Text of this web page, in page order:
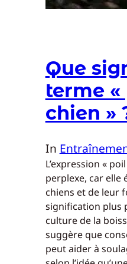
Que
terme
chien »
In
L’expression «
perplexe, car elle
chiens et de leur
signification plus
culture de la
suggère que
peut aider à